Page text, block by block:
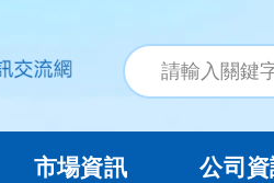
市場資訊 公司